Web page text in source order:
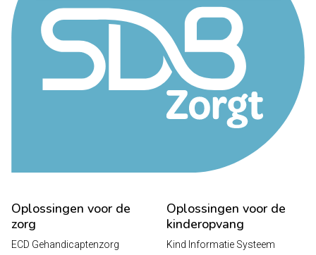
Oplossingen voor de
zorg
ECD Gehandicaptenzorg
Oplossingen voor de
kinderopvang
Kind Informatie Systeem